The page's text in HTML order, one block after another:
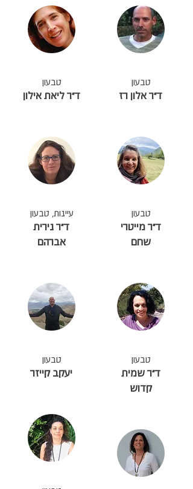
טבעון
ד״ר אלון רז
טבעון
ד״ר מייטרי
שחם
טבעון
ד״ר שמית
קדוש
טבעון
ד״ר ליאת אילון
עיינות, טבעון
ד״ר נירית
אברהם
טבעון
יעקב קייזר